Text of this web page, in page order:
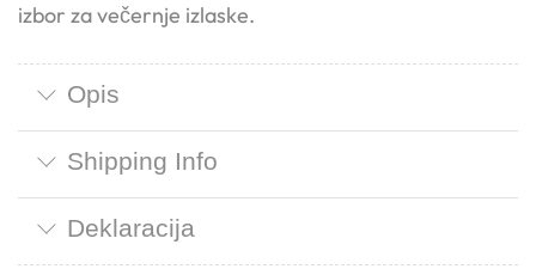
izbor za večernje izlaske.
Opis
Shipping Info
Deklaracija